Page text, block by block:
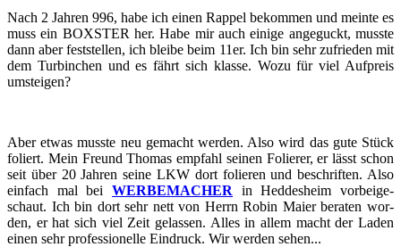
Nach 2 Jah­ren 996, habe ich einen Rap­pel be­kom­men und mein­te es
muss ein BOXSTER her. Habe mir auch ei­ni­ge an­ge­guckt, muss­te
dann aber fest­stel­len, ich blei­be beim 11er. Ich bin sehr zu­frie­den mit
dem Tur­bin­chen und es fährt sich klas­se. Wozu für viel Auf­preis
um­stei­gen?
Aber etwas muss­te neu ge­macht wer­den. Also wird das gute Stück
fo­liert. Mein Freund Tho­mas emp­fahl sei­nen Fo­lie­rer, er lässt schon
seit über 20 Jah­ren seine LKW dort fo­lie­ren und be­schrif­ten. Also
ein­fach mal bei WER­BE­MA­CHER in Hed­des­heim vor­bei­ge­
schaut. Ich bin dort sehr nett von Herrn Robin Maier be­ra­ten wor­
den, er hat sich viel Zeit ge­las­sen. Alles in allem macht der Laden
einen sehr pro­fes­sio­nel­le Ein­druck. Wir wer­den sehen...